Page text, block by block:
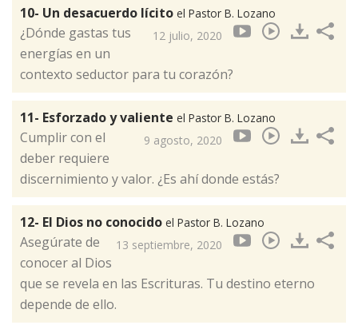
10- Un desacuerdo lícito el Pastor B. Lozano
12 julio, 2020
¿Dónde gastas tus
energías en un
contexto seductor para tu corazón?
11- Esforzado y valiente el Pastor B. Lozano
9 agosto, 2020
Cumplir con el
deber requiere
discernimiento y valor. ¿Es ahí donde estás?
12- El Dios no conocido el Pastor B. Lozano
13 septiembre, 2020
Asegúrate de
conocer al Dios
que se revela en las Escrituras. Tu destino eterno
depende de ello.